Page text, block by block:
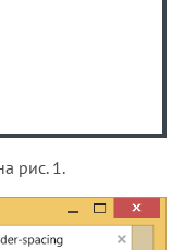
рис. 1.